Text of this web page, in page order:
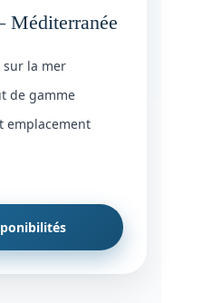
Méditerranée
sur la mer
de gamme
emplacement